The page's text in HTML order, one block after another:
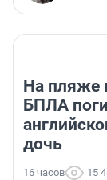
На пляже
БПЛА
дочь
16 часов 15